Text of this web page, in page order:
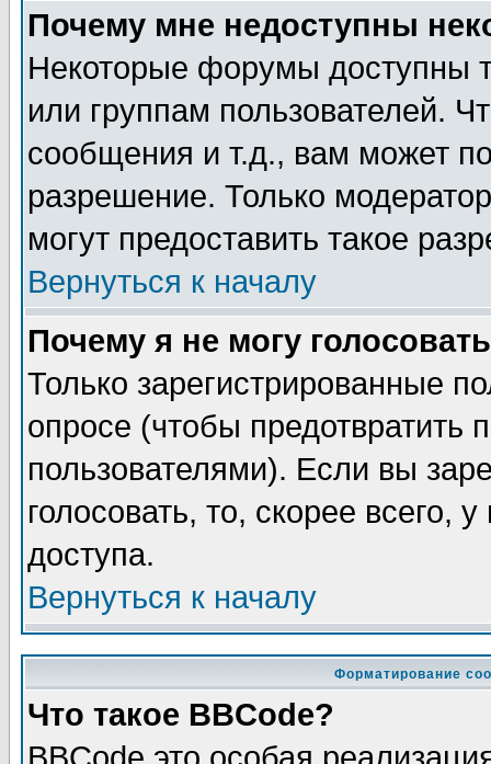
Почему мне недоступны
Некоторые форумы доступны
или группам пользователей.
сообщения и т.д., вам может
разрешение. Только
могут предоставить такое
Вернуться к началу
Почему я не могу
Только зарегистрированные
опросе (чтобы предотвратить
пользователями). Если вы
голосовать, то, скорее всего,
доступа.
Вернуться к началу
Форматирование
Что такое BBCode?